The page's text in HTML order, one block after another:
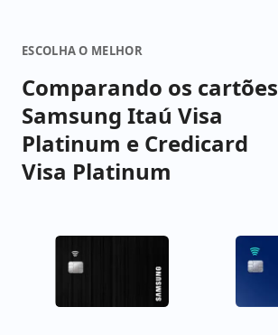
ESCOLHA O MELHOR
Comparando os cartões
Samsung Itaú Visa
Platinum e Credicard
Visa Platinum